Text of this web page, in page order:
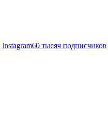
Instagram60 тысяч подписчиков